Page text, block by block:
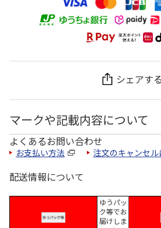
シェアする
マークや記載内容について
よくあるお問い合わせ
お支払い方法 注文のキャンセル
配送情報について
ゆうパッ
ク等でお
届けしま